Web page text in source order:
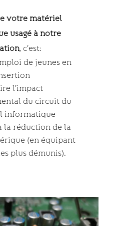
votre matériel
usagé à notre
, c’est:
de jeunes en
l’impact
du circuit du
informatique
la réduction de la
(en équipant
plus démunis).